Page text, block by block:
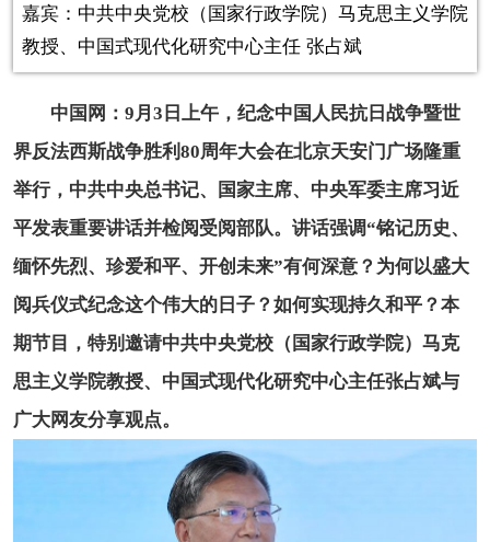
嘉宾： 中共中央党校（国家行政学院）马克思主义学院
教授、中国式现代化研究中心主任 张占斌
中国网：9月3日上午，纪念中国人民抗日战争暨世
界反法西斯战争胜利80周年大会在北京天安门广场隆重
举行，中共中央总书记、国家主席、中央军委主席习近
平发表重要讲话并检阅受阅部队。讲话强调“铭记历史、
缅怀先烈、珍爱和平、开创未来”有何深意？为何以盛大
阅兵仪式纪念这个伟大的日子？如何实现持久和平？本
期节目，特别邀请中共中央党校（国家行政学院）马克
思主义学院教授、中国式现代化研究中心主任张占斌与
广大网友分享观点。